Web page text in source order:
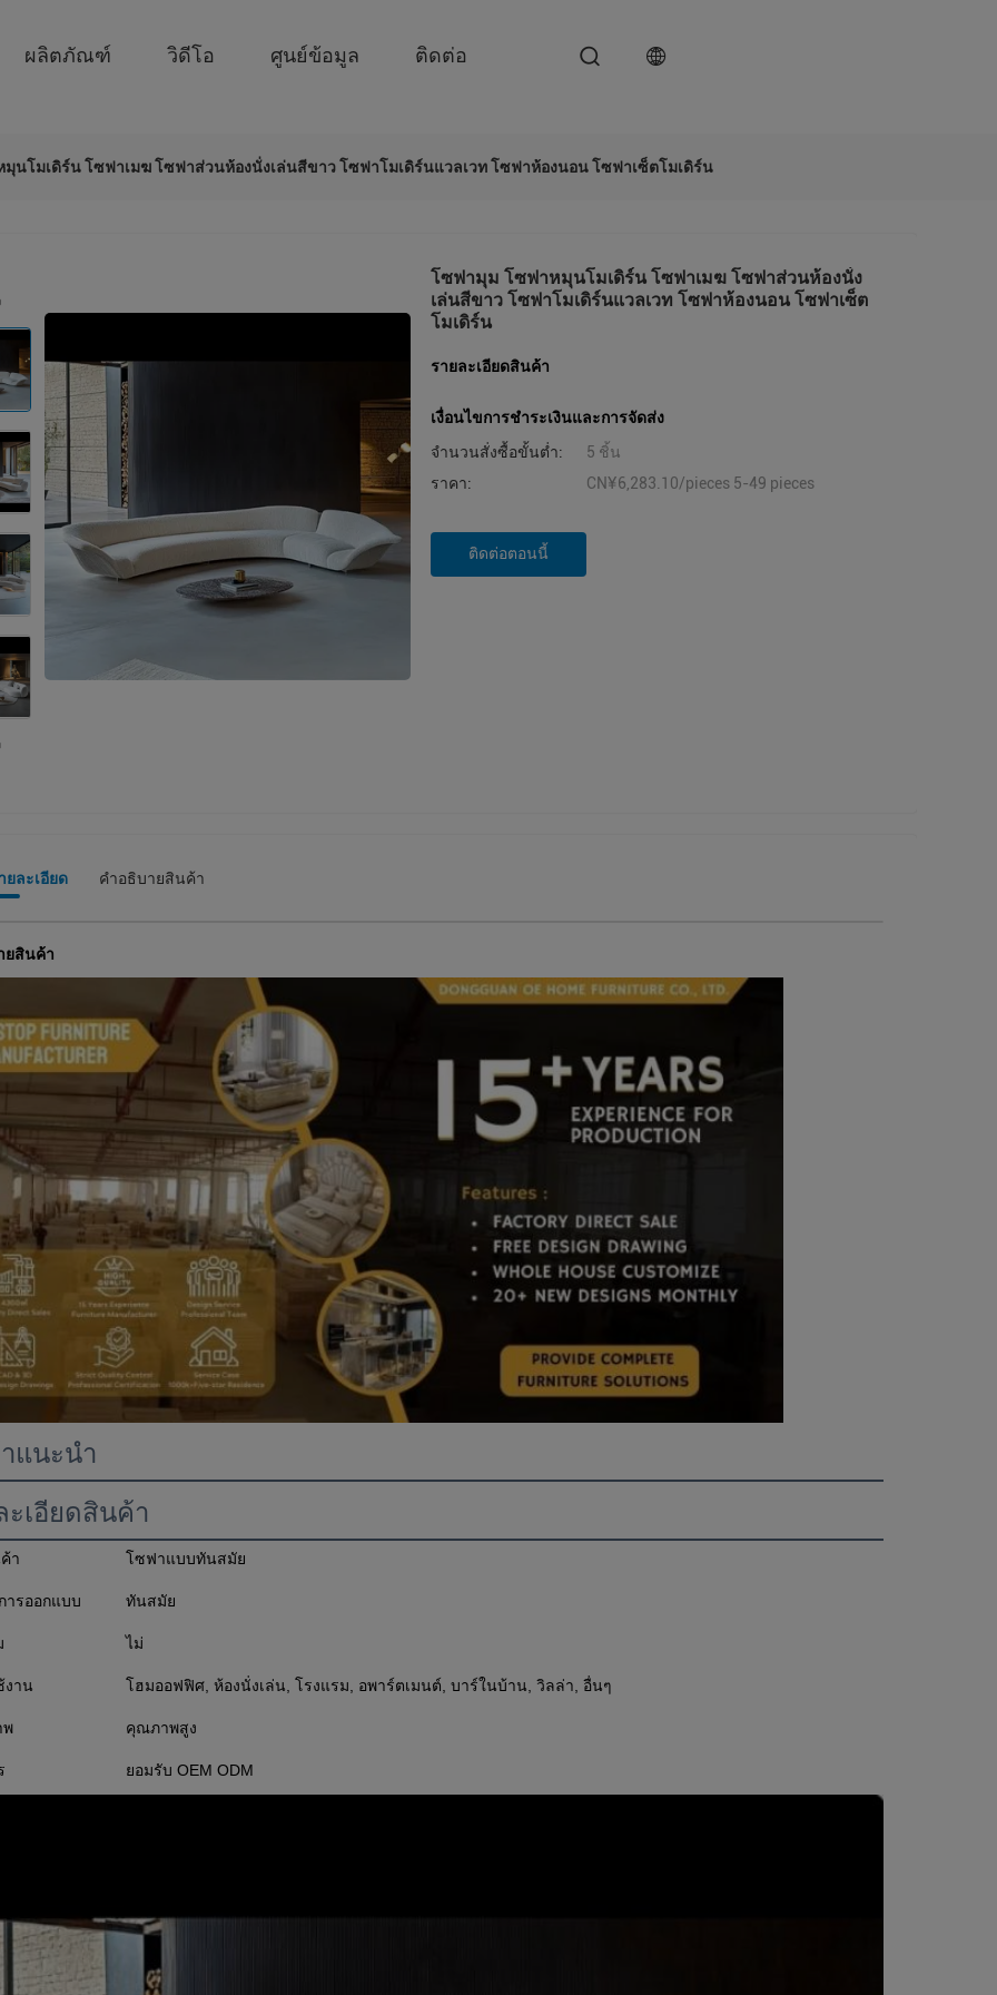
ผลิตภัณฑ์ วิดีโอ ศูนย์ข้อมูล ติดต่อ
นโมเดิร์น โซฟาเมฆ โซฟาส่วนห้องนั่งเล่นสีขาว โซฟาโมเดิร์นแวลเวท โซฟาห้องนอน โซฟาเซ็ตโมเดิร์น
โซฟามุม โซฟาหมุนโมเดิร์น โซฟาเมฆ โซฟาส่วนห้องนั่ง
เล่นสีขาว โซฟาโมเดิร์นแวลเวท โซฟาห้องนอน โซฟาเซ็ต
โมเดิร์น
รายละเอียดสินค้า
เงื่อนไขการชําระเงินและการจัดส่ง
จำนวนสั่งซื้อขั้นต่ำ:
5 ชิ้น
ราคา:
CN¥6,283.10/pieces 5-49 pieces
ติดต่อตอนนี้
ละเอียด คําอธิบายสินค้า
ยสินค้า
แนะนำ
ะเอียดสินค้า
า โซฟาแบบทันสมัย
ารออกแบบ ทันสมัย
ไม่
งาน โฮมออฟฟิศ, ห้องนั่งเล่น, โรงแรม, อพาร์ตเมนต์, บาร์ในบ้าน, วิลล่า, อื่นๆ
คุณภาพสูง
ยอมรับ OEM ODM